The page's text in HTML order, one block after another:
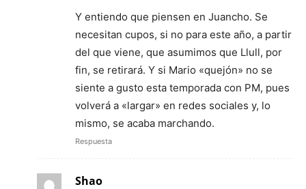
Y entiendo que piensen en Juancho. Se
necesitan cupos, si no para este año, a partir
del que viene, que asumimos que Llull, por
fin, se retirará. Y si Mario «quejón» no se
siente a gusto esta temporada con PM, pues
volverá a «largar» en redes sociales y, lo
mismo, se acaba marchando.
Respuesta
Shao